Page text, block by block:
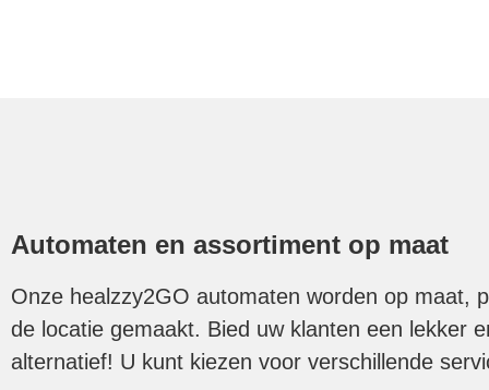
Automaten en assortiment op maat
Onze healzzy2GO automaten worden op maat,
de locatie gemaakt. Bied uw klanten een lekker
alternatief! U kunt kiezen voor verschillende